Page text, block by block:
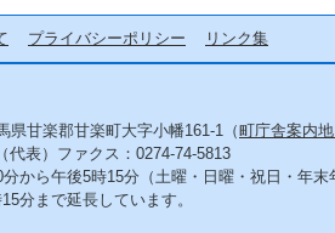
プライバシーポリシー リンク集
県甘楽郡甘楽町大字小幡161-1（町庁舎案内
代表）ファクス：0274-74-5813
から午後5時15分（土曜・日曜・祝日・年末
分まで延長しています。